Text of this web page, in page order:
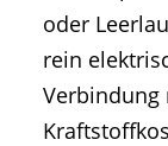
oder
rein
Verbindung